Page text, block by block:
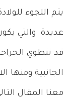
يتم اللجوء
عديدة والتي
قد تنطوي
الجانبية ومنها
معنا المقال